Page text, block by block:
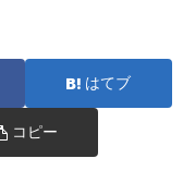
はてブ
コピー